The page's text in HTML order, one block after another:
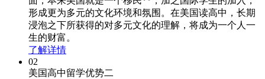
形成更为多元的文化环境和氛围。在美国读高中，长期
浸泡之下所获得的对多元文化的理解，将成为一个人一
生的财富。
了解详情
02
美国高中留学优势二